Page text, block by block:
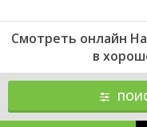
Смотреть онлайн
в